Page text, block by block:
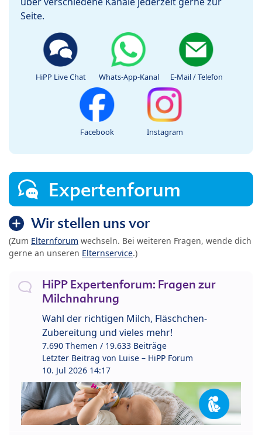
Seite.
HiPP Live Chat Whats-App-Kanal E-Mail / Telefon
Facebook Instagram
Expertenforum
Wir stellen uns vor
(Zum Elternforum wechseln. Bei weiteren Fragen, wende dich
gerne an unseren Elternservice.)
HiPP Expertenforum: Fragen zur
Milchnahrung
Wahl der richtigen Milch, Fläschchen-
Zubereitung und vieles mehr!
7.690 Themen / 19.633 Beiträge
Letzter Beitrag von Luise – HiPP Forum
10. Jul 2026 14:17